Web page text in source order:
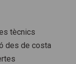
tècnics
des de costa